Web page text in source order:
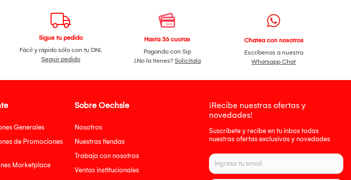
Sigue tu pedido
Fácil y rápido sólo con tu DNI.
Seguir pedido
Hasta 36 cuotas
Pagando con Sip
¿No la tienes? Solicítala
Chatea con nosotros
Escríbenos a nuestro
Whatsapp Chat
Generales
de Promociones
Marketplace
Sobre Oechsle
Nosotros
Nuestras tiendas
Trabaja con nosotros
Ventas institucionales
¡Recibe nuestras ofertas y
novedades!
Suscríbete y recibe en tu inbox todas
nuestras ofertas exclusivas y novedades